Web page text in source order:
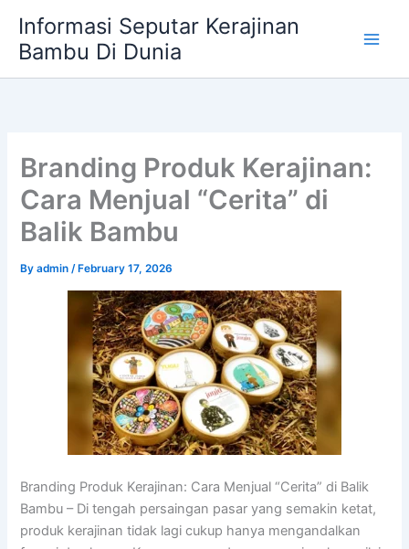
content
Informasi Seputar Kerajinan
Bambu Di Dunia
Branding Produk Kerajinan:
Cara Menjual “Cerita” di
Balik Bambu
Byadmin/ February 17, 2026
Branding Produk Kerajinan: Cara Menjual “Cerita” di Balik
Bambu – Di tengah persaingan pasar yang semakin ketat,
produk kerajinan tidak lagi cukup hanya mengandalkan